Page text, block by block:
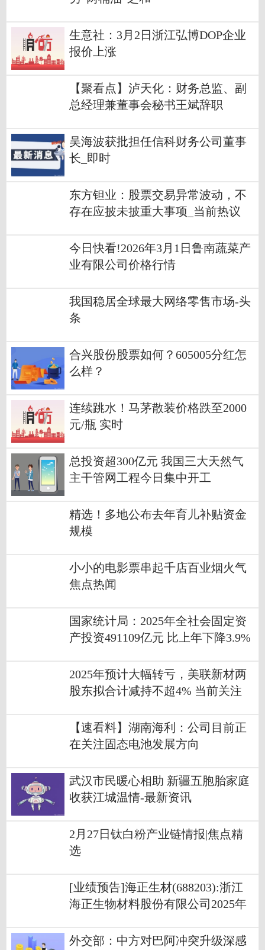
生意社：3月2日浙江弘博DOP企业
报价上涨
【聚看点】泸天化：财务总监、副
总经理兼董事会秘书王斌辞职
吴海波获批担任信科财务公司董事
长_即时
东方钽业：股票交易异常波动，不
存在应披未披重大事项_当前热议
今日快看!2026年3月1日鲁南蔬菜产
业有限公司价格行情
我国稳居全球最大网络零售市场-头
条
合兴股份股票如何？605005分红怎
么样？
连续跳水！马茅散装价格跌至2000
元/瓶 实时
总投资超300亿元 我国三大天然气
主干管网工程今日集中开工
精选！多地公布去年育儿补贴资金
规模
小小的电影票串起千店百业烟火气
焦点热闻
国家统计局：2025年全社会固定资
产投资491109亿元 比上年下降3.9%
2025年预计大幅转亏，美联新材两
股东拟合计减持不超4% 当前关注
【速看料】湖南海利：公司目前正
在关注固态电池发展方向
武汉市民暖心相助 新疆五胞胎家庭
收获江城温情-最新资讯
2月27日钛白粉产业链情报|焦点精
选
[业绩预告]海正生材(688203):浙江
海正生物材料股份有限公司2025年
外交部：中方对巴阿冲突升级深感